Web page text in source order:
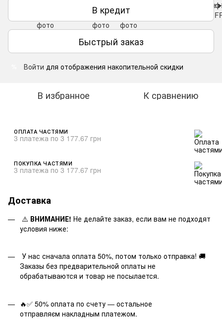
В кредит
Быстрый заказ
Войти для отображения накопительной скидки
В избранное К сравнению
ОПЛАТА ЧАСТЯМИ
3 платежа по 3 177.67 грн
ПОКУПКА ЧАСТЯМИ
3 платежа по 3 177.67 грн
Доставка
⚠️ ВНИМАНИЕ! Не делайте заказ, если вам не подходят
условия ниже:
У нас сначала оплата 50%, потом только отправка! 🚚
Заказы без предварительной оплаты не
обрабатываются и товар не посылается.
🔥✅ 50% оплата по счету — остальное
отправляєм накладным платежом.